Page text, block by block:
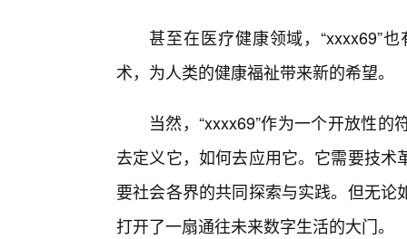
甚至在医疗健康领域，“xxxx69”
术，为人类的健康福祉带来新的希望。
当然，“xxxx69”作为一个开放性
去定义它，如何去应用它。它需要技
要社会各界的共同探索与实践。但无
打开了一扇通往未来数字生活的大门。